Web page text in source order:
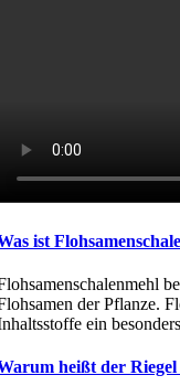
ist
der Pflanze.
ein
heißt der